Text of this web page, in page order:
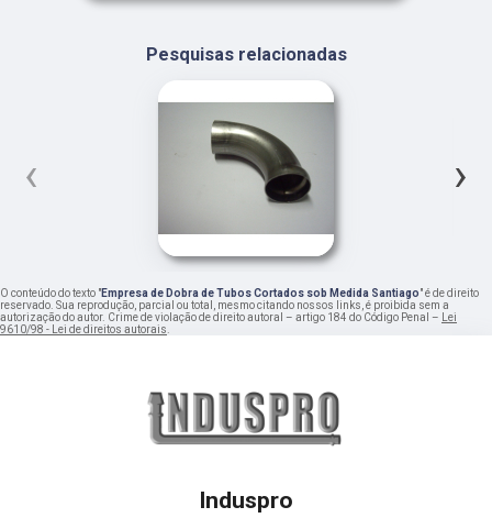
Pesquisas relacionadas
‹ ›
O conteúdo do texto "Empresa de Dobra de Tubos Cortados sob Medida Santiago" é de direito
reservado. Sua reprodução, parcial ou total, mesmo citando nossos links, é proibida sem a
autorização do autor. Crime de violação de direito autoral – artigo 184 do Código Penal –
Lei
9610/98 - Lei de direitos autorais
Induspro